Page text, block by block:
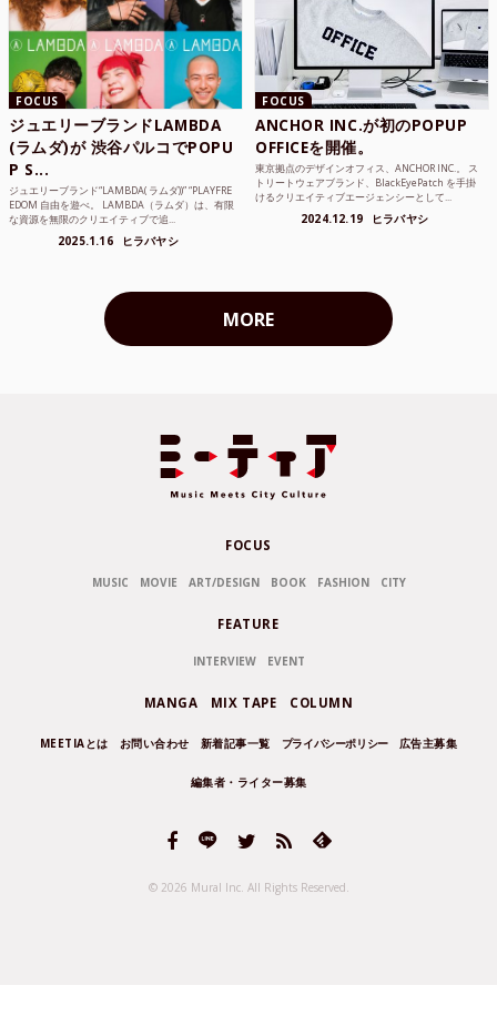
FOCUS
ジュエリーブランドLAMBDA
(ラムダ)が 渋谷パルコでPOPU
P S...
ジュエリーブランド“LAMBDA( ラムダ))” “PLAYFRE
EDOM 自由を遊べ。 LAMBDA（ラムダ）は、有限
な資源を無限のクリエイティブで追...
2025.1.16 ヒラバヤシ
FOCUS
ANCHOR INC.が初のPOPUP
OFFICEを開催。
東京拠点のデザインオフィス、ANCHOR INC.。 ス
トリートウェアブランド、BlackEyePatch を手掛
けるクリエイティブエージェンシーとして...
2024.12.19 ヒラバヤシ
MORE
FOCUS
MUSIC MOVIE ART/DESIGN BOOK FASHION CITY
FEATURE
INTERVIEW EVENT
MANGA MIX TAPE COLUMN
MEETIAとは お問い合わせ 新着記事一覧 プライバシーポリシー 広告主募集
編集者・ライター募集
© 2026 Mural Inc. All Rights Reserved.